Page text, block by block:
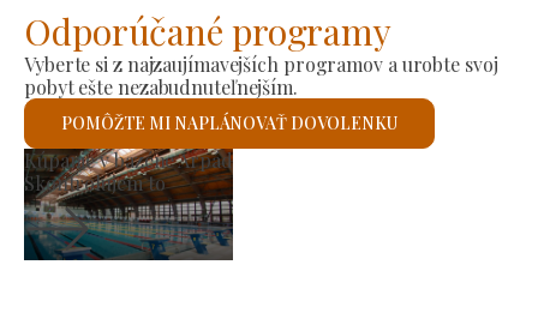
Odporúčané programy
Vyberte si z najzaujímavejších programov a urobte svoj
pobyt ešte nezabudnuteľnejším.
POMÔŽTE MI NAPLÁNOVAŤ DOVOLENKU
výrobcov
to